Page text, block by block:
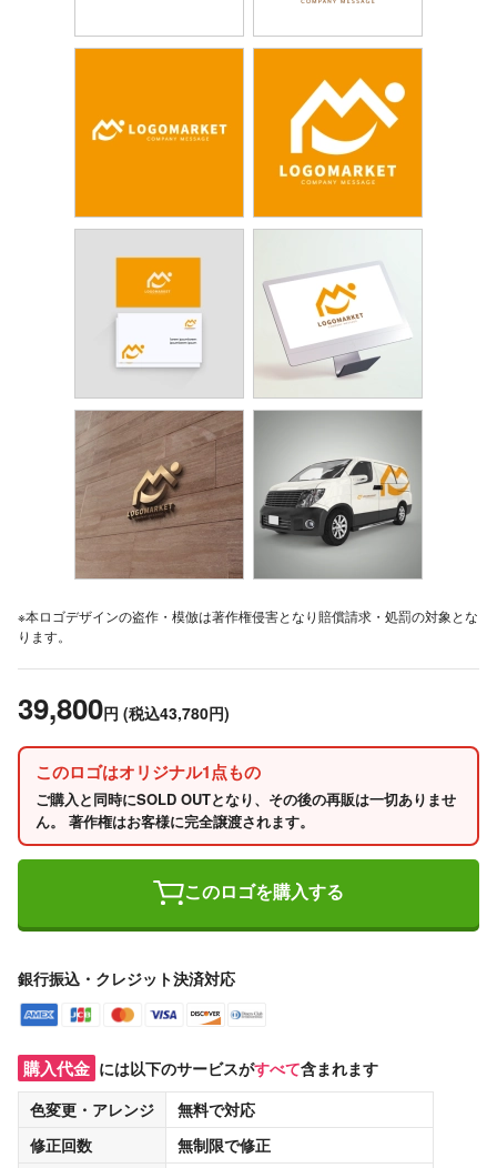
※本ロゴデザインの盗作・模倣は著作権侵害となり賠償請求・処罰の対象とな
ります。
39,800円 (税込43,780円)
このロゴはオリジナル1点もの
ご購入と同時にSOLD OUTとなり、その後の再販は一切ありませ
ん。 著作権はお客様に完全譲渡されます。
このロゴを購入する
銀行振込・クレジット決済対応
購入代金 には以下のサービスがすべて含まれます
色変更・アレンジ
無料で対応
修正回数
無制限で修正